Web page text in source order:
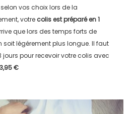
vos choix lors de la
votre colis est préparé en1
que lors des temps forts de
soit légérement plus longue. Il faut
jours pour recevoir votre colis avec
3,95 €